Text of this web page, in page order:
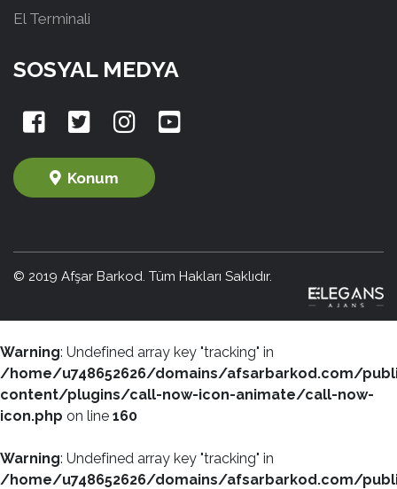
El Terminali
SOSYAL MEDYA
Konum
© 2019 Afşar Barkod. Tüm Hakları Saklıdır.
Warning: Undefined array key "tracking" in
/home/u748652626/domains/afsarbarkod.com/
content/plugins/call-now-icon-animate/call-now-
icon.php on line 160
Warning: Undefined array key "tracking" in
/home/u748652626/domains/afsarbarkod.com/